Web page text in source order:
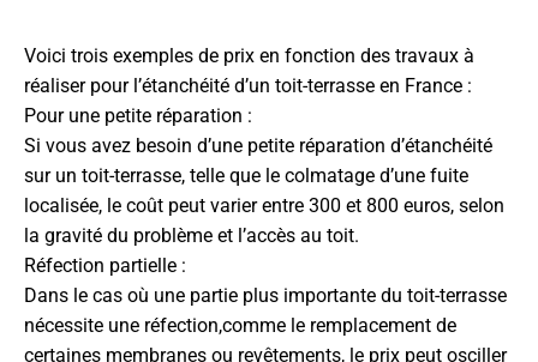
Voici trois exemples de prix en fonction des travaux à
réaliser pour l’étanchéité d’un toit-terrasse en France :
Pour une petite réparation :
Si vous avez besoin d’une petite réparation d’étanchéité
sur un toit-terrasse, telle que le colmatage d’une fuite
localisée, le coût peut varier entre 300 et 800 euros, selon
la gravité du problème et l’accès au toit.
Réfection partielle :
Dans le cas où une partie plus importante du toit-terrasse
nécessite une réfection,comme le remplacement de
certaines membranes ou revêtements, le prix peut osciller